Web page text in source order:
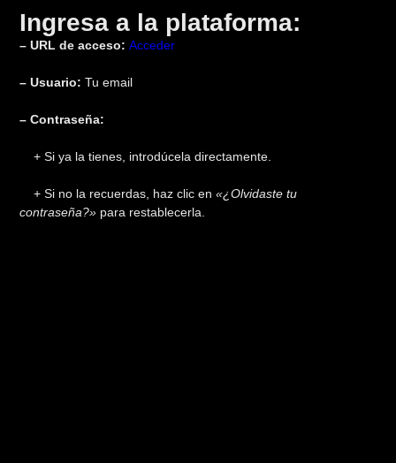
Ingresa a la plataforma:
– URL de acceso: Acceder
– Usuario:Tu email
– Contraseña:
+ Si ya la tienes, introdúcela directamente.
+ Si no la recuerdas, haz clic en«¿Olvidaste tu
contraseña?» para restablecerla.